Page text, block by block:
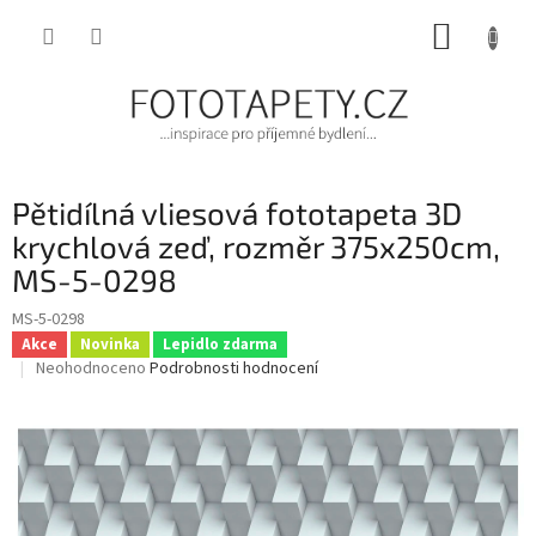
Pětidílná vliesová fototapeta 3D
krychlová zeď, rozměr 375x250cm,
MS-5-0298
MS-5-0298
Akce Novinka Lepidlo zdarma
Průměrné
je
0,0
z
5
hvězdiček.
Neohodnoceno Podrobnosti hodnocení